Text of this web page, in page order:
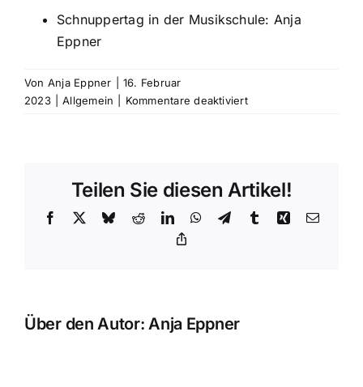
Schnuppertag in der Musikschule: Anja
Eppner
Von Anja Eppner
16. Februar
2023
Allgemein Kommentare deaktiviertfür
Teilen Sie diesen Artikel!
Facebook BlueskyRedditLinkedInWhatsApp
TelegramTumblrXing E-
Über den Autor: Anja Eppner